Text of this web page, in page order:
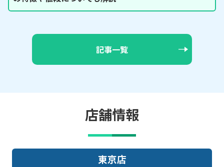
記事一覧
店舗情報
大阪店